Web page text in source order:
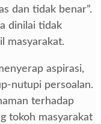
dan tidak benar”.
dinilai tidak
masyarakat.
aspirasi,
nutupi persoalan.
terhadap
tokoh masyarakat